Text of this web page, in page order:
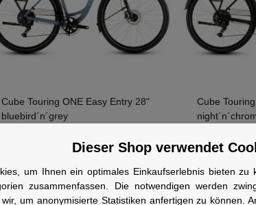
Cube Touring ONE Easy Entry 28"
bluebird´n´grey
Cube
Dieser Shop verwendet
um Ihnen ein optimales Einkaufserlebnis bieten
zusammenfassen. Die notwendigen werden
um anonymisierte Statistiken anfertigen zu können.